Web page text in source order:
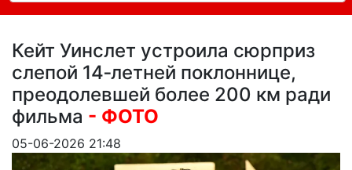
Кейт Уинслет устроила сюрприз
слепой 14‑летней поклоннице,
преодолевшей более 200 км ради
фильма - ФОТО
05-06-2026 21:48